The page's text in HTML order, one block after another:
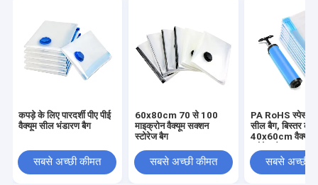
कपड़े के लिए पारदर्शी पीए पीई
वैक्यूम सील भंडारण बैग
सबसे अच्छी कीमत
60x80cm 70 से 100
माइक्रोन वैक्यूम सक्शन
स्टोरेज बैग
सबसे अच्छी कीमत
PA RoHS स्पेस
सील बैग, बिस्तर के
40x60cm वैक्यूम
सबसे अच्छी